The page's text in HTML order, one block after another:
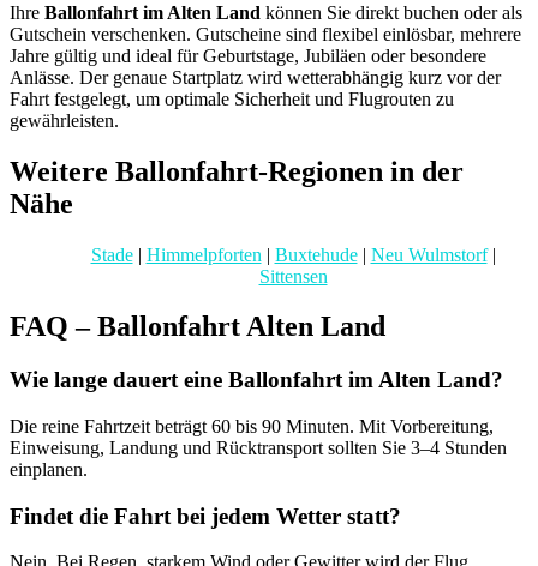
Ihre Ballonfahrt im Alten Land können Sie direkt buchen oder als
Gutschein verschenken. Gutscheine sind flexibel einlösbar, mehrere
Jahre gültig und ideal für Geburtstage, Jubiläen oder besondere
Anlässe. Der genaue Startplatz wird wetterabhängig kurz vor der
Fahrt festgelegt, um optimale Sicherheit und Flugrouten zu
gewährleisten.
Weitere Ballonfahrt-Regionen in der
Nähe
Stade| Himmelpforten | Buxtehude| Neu Wulmstorf|
Sittensen
FAQ – Ballonfahrt Alten Land
Wie lange dauert eine Ballonfahrt im Alten Land?
Die reine Fahrtzeit beträgt 60 bis 90 Minuten. Mit Vorbereitung,
Einweisung, Landung und Rücktransport sollten Sie 3–4 Stunden
einplanen.
Findet die Fahrt bei jedem Wetter statt?